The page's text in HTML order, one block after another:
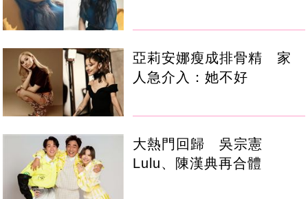
亞莉安娜瘦成排骨精 家
人急介入：她不好
大熱門回歸 吳宗憲
Lulu、陳漢典再合體